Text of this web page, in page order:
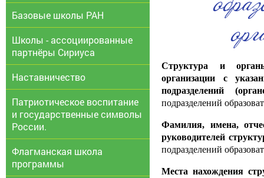
Базовые школы РАН
Школы - ассоциированные
партнёры Сириуса
Наставничество
Патриотическое воспитание
и государственные символы
России.
Флагманская школа
программы
Структура и
организации с
подразделений
подразделений
Фамилия, имена,
руководителей
подразделений
Места нахождения